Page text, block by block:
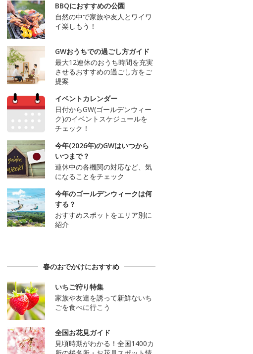
BBQにおすすめの公園
自然の中で家族や友人とワイワ
イ楽しもう！
GWおうちでの過ごし方ガイド
最大12連休のおうち時間を充実
させるおすすめの過ごし方をご
提案
イベントカレンダー
日付からGW(ゴールデンウィー
ク)のイベントスケジュールを
チェック！
今年(2026年)のGWはいつから
いつまで？
連休中の各機関の対応など、気
になることをチェック
今年のゴールデンウィークは何
する？
おすすめスポットをエリア別に
紹介
春のおでかけにおすすめ
いちご狩り特集
家族や友達を誘って新鮮ないち
ごを食べに行こう
全国お花見ガイド
見頃時期がわかる！全国1400カ